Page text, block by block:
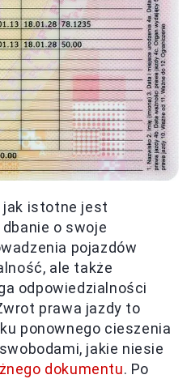
jak istotne jest
o swoje
pojazdów
ale także
odpowiedzialności
prawa jazdy to
ponownego cieszenia
jakie niesie
dokumentu. Po